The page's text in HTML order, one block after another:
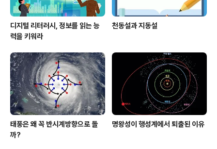
디지털 리터러시, 정보를 읽는 능
력을 키워라
천동설과 지동설
태풍은 왜 꼭 반시계방향으로 돌
까?
명왕성이 행성계에서 퇴출된 이유